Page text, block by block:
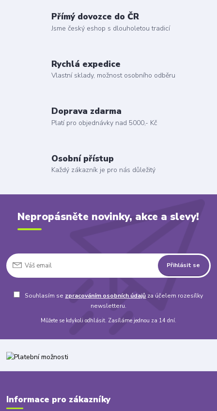
Přímý dovozce do ČR
Jsme český eshop s dlouholetou tradicí
Rychlá expedice
Vlastní sklady, možnost osobního odběru
Doprava zdarma
Platí pro objednávky nad 5000,- Kč
Osobní přístup
Každý zákazník je pro nás důležitý
Nepropásněte novinky, akce a slevy!
Přihlásit se
Souhlasím se zpracováním osobních údajů za účelem rozesílky
newsletteru.
Můžete se kdykoli odhlásit. Zasíláme jednou za 14 dní.
Informace pro zákazníky